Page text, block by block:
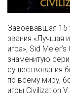
Завоевавшая 15
звания «Лучшая
игра», Sid
знаменитую
существования
по всему миру,
игры Civilization V.